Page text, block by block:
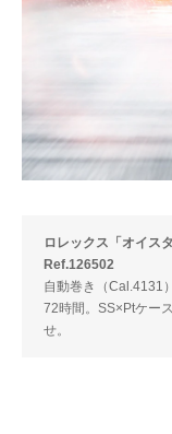
ロレックス「オイス
Ref.126502
自動巻き（Cal.4131
72時間。SS×Ptケー
せ。